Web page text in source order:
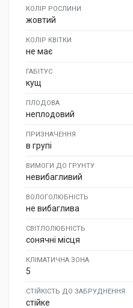
КОЛІР РОСЛИНИ
жовтий
КОЛІР КВІТКИ
не має
ГАБІТУС
кущ
ПЛОДОВА
неплодовий
ПРИЗНАЧЕННЯ
в групі
ВИМОГИ ДО ГРУНТУ
невибагливий
ВОЛОГОЛЮБНІСТЬ
не вибаглива
СВІТЛОЛЮБНІСТЬ
сонячні місця
КЛІМАТИЧНА ЗОНА
5
СТІЙКІСТЬ ДО ЗАБРУДНЕННЯ
стійке